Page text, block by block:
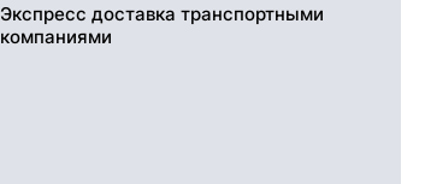
Экспресс доставка транспортными
компаниями